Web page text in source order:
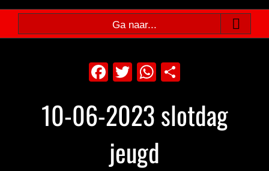
Ga naar...
Facebook
TwitterWhatsApp
10-06-2023 slotdag
jeugd